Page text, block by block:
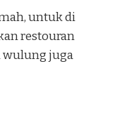
untuk di
restouran
wulung juga